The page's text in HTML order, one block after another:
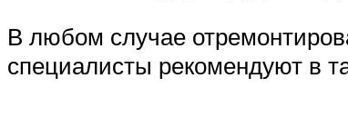
В любом случае
специалисты рекомендуют в